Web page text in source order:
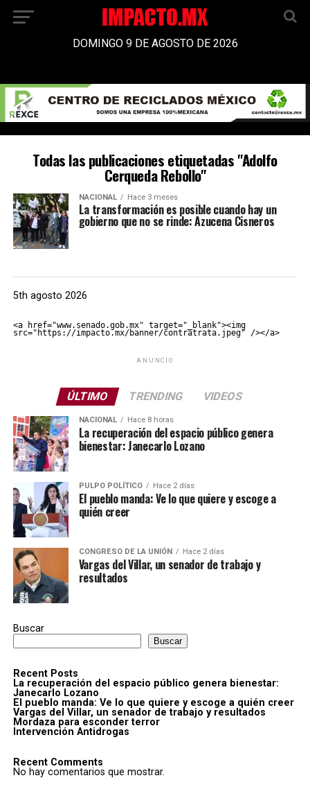
DOMINGO 9 DE AGOSTO DE 2026
Todas las publicaciones etiquetadas "Adolfo
Cerqueda Rebollo"
NACIONAL Hace 3 meses
La transformación es posible cuando hay un
gobierno que no se rinde: Azucena Cisneros
5th agosto 2026
<a href="www.senado.gob.mx" target="_blank"><img
src="https://impacto.mx/banner/contratrata.jpeg" /></a>
ANUNCIO
ÚLTIMO TRENDING VIDEOS
NACIONAL Hace 8 horas
La recuperación del espacio público genera
bienestar: Janecarlo Lozano
PULPO POLÍTICO Hace 2 días
El pueblo manda: Ve lo que quiere y escoge a
quién creer
CONGRESO DE LA UNIÓN Hace 2 días
Vargas del Villar, un senador de trabajo y
resultados
Buscar
Buscar
Recent Posts
La recuperación del espacio público genera bienestar:
Janecarlo Lozano
El pueblo manda: Ve lo que quiere y escoge a quién creer
Vargas del Villar, un senador de trabajo y resultados
Mordaza para esconder terror
Intervención Antidrogas
Recent Comments
No hay comentarios que mostrar.